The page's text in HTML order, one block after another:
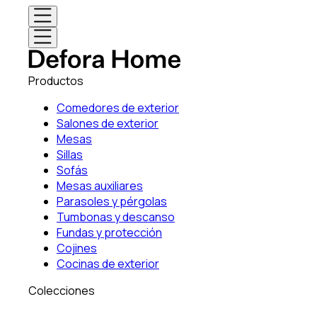
Productos
Comedores de exterior
Salones de exterior
Mesas
Sillas
Sofás
Mesas auxiliares
Parasoles y pérgolas
Tumbonas y descanso
Fundas y protección
Cojines
Cocinas de exterior
Colecciones